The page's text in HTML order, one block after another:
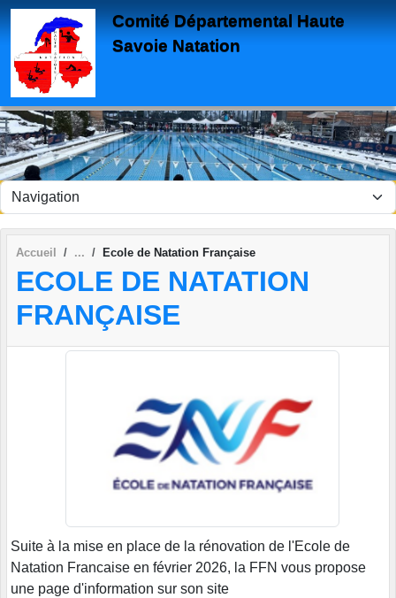
Comité Départemental Haute
Savoie Natation
Accueil Ecole de Natation Française
ECOLE DE NATATION
FRANÇAISE
Suite à la mise en place de la rénovation de l'Ecole de
Natation Francaise en février 2026, la FFN vous propose
une page d'information sur son site
Panneau de gestion des cookies